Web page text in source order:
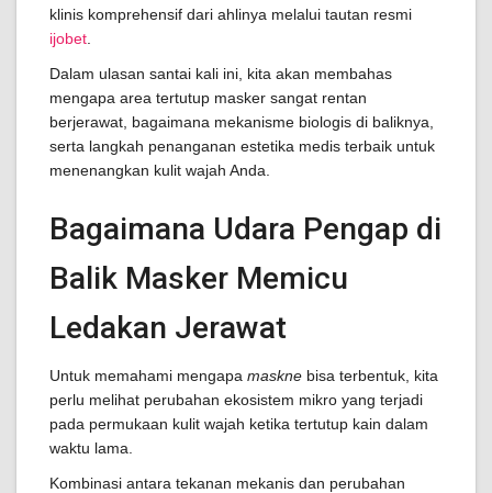
klinis komprehensif dari ahlinya melalui tautan resmi
ijobet
Dalam ulasan santai kali ini, kita akan membahas
mengapa area tertutup masker sangat rentan
berjerawat, bagaimana mekanisme biologis di baliknya,
serta langkah penanganan estetika medis terbaik untuk
menenangkan kulit wajah Anda.
Bagaimana Udara Pengap di
Balik Masker Memicu
Ledakan Jerawat
Untuk memahami mengapa maskne bisa terbentuk, kita
perlu melihat perubahan ekosistem mikro yang terjadi
pada permukaan kulit wajah ketika tertutup kain dalam
waktu lama.
Kombinasi antara tekanan mekanis dan perubahan